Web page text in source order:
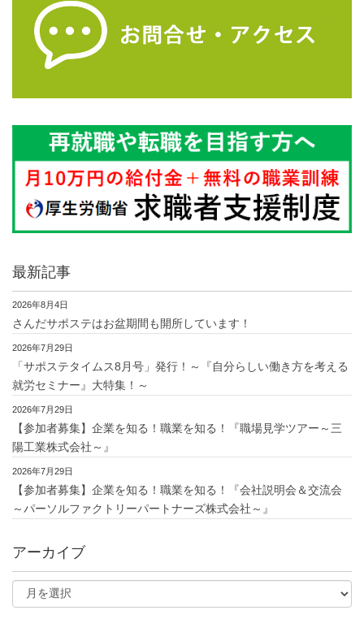
最新記事
2026年8月4日
さんだサポステはお盆期間も開所しています！
2026年7月29日
「サポステタイムス8月号」発行！～『自分らしい働き方を考える
就労セミナー』大特集！～
2026年7月29日
【参加者募集】企業を知る！職業を知る！『職場見学ツアー～三
陽工業株式会社～』
2026年7月29日
【参加者募集】企業を知る！職業を知る！『会社説明会＆交流会
～パーソルファクトリーパートナーズ株式会社～』
アーカイブ